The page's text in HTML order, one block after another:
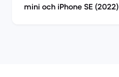
mini och iPhone SE (2022)